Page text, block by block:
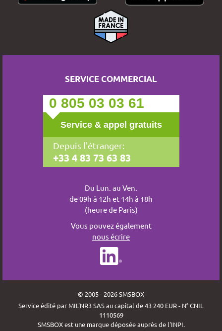
SERVICE COMMERCIAL
0 805 03 03 61
Service & appel gratuits
Depuis l'étranger:
+33 4 83 73 63 83
Du Lun. au Ven.
de 09h à 12h et 14h à 18h
(heure de Paris)
Vous pouvez également
nous écrire
© 2005 - 2026 SMSBOX
Service édité par MIL'NR3 SAS au capital de 43 240 EUR - N° CNIL
1110569
SMSBOX est une marque déposée auprès de l'INPI.